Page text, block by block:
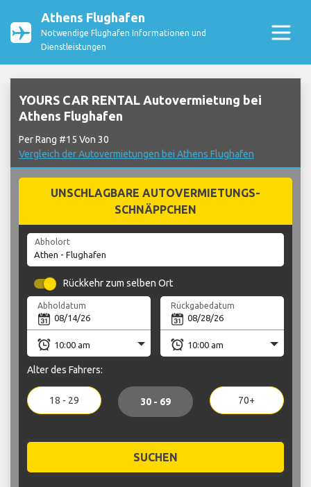
Athens Flughafen
Notwendige Flughafen Informationen und
Dienstleistungen
YOURS CAR RENTAL Autovermietung bei
Athens Flughafen
Per Rang #15 Von 30
Vergleich der Autovermietungen bei Athens Flughafen
UNSCHLAGBARE AUTOVERMIETUNGS-
SCHNÄPPCHEN
Abholort
Rückkehr zum selben Ort
Abholdatum Rückgabedatum
Alter des Fahrers:
18 - 29 30 - 69 70+
SUCHEN